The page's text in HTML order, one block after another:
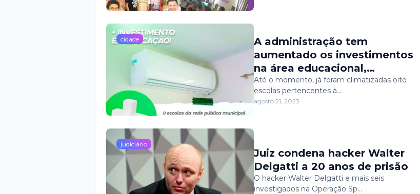
Fortalecimento de Vínculos -
cidade
A administração tem
aumentado os investimentos
na área educacional,
realizando reformas,
reestruturações e
implementando sistemas de
Até o momento, já foram climatizadas oito
escolas pertencentes à…
agosto 21, 2023
judiciário
Juiz condena hacker Walter
Delgatti a 20 anos de prisão
O hacker Walter Delgatti e mais seis
investigados na Operação Sp…